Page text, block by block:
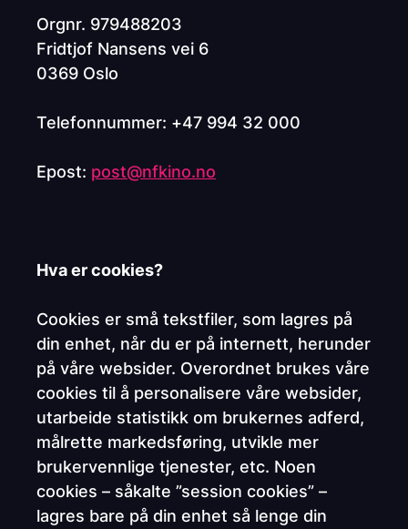
Orgnr. 979488203
Fridtjof Nansens vei 6
0369 Oslo
Telefonnummer: +47 994 32 000
Epost: post@nfkino.no
Hva er cookies?
Cookies er små tekstfiler, som lagres på
din enhet, når du er på internett, herunder
på våre websider. Overordnet brukes våre
cookies til å personalisere våre websider,
utarbeide statistikk om brukernes adferd,
målrette markedsføring, utvikle mer
brukervennlige tjenester, etc. Noen
cookies – såkalte ”session cookies” –
lagres bare på din enhet så lenge din